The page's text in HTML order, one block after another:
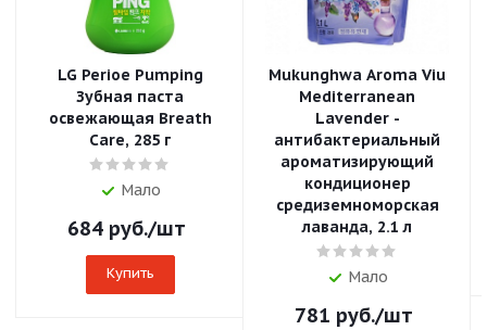
LG Perioe Pumping
Зубная паста
освежающая Breath
Care, 285 г
Мало
684руб./шт
Купить
Mukunghwa Aroma Viu
Mediterranean
Lavender -
антибактериальный
ароматизирующий
кондиционер
средиземноморская
лаванда, 2.1 л
Мало
781 руб./шт